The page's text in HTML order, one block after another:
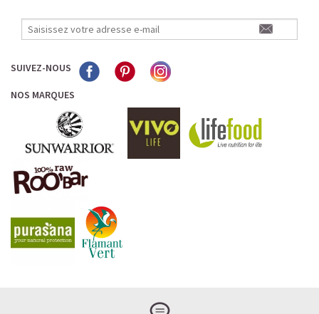
SUIVEZ-NOUS
NOS MARQUES